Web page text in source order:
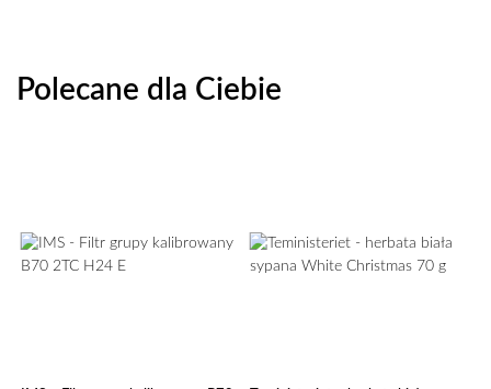
Polecane dla Ciebie